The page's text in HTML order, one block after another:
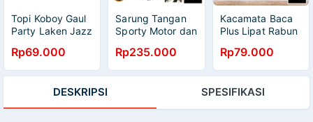
Topi Koboy Gaul
Party Laken Jazz
FS 219
Rp69.000
Sarung Tangan
Sporty Motor dan
Screen A03
Rp235.000
Kacamata Baca
Plus Lipat Rabun
Blue Light Luxury
Rp79.000
DESKRIPSI SPESIFIKASI